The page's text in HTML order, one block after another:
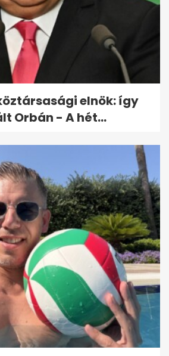
Judit reagált: Orbán
emlegette...
elnök: így
Orbán - A hét...